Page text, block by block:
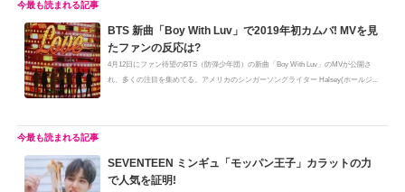
BTS 新曲「Boy With Luv」で2019年初カムバ! MVを見
たファンの反応は?
4月12日にファン待望のBTS（防弾少年団）の新曲「Boy With Luv」のMVが公開さ
れ、多くの注目を集めてる。アメリカのシンガーソングライター Halsey(ホールジ...
SEVENTEEN ミンギュ「モッパン王子」カラットの力
で人気を証明!